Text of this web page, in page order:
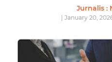
Jurnalis :
| January 20,